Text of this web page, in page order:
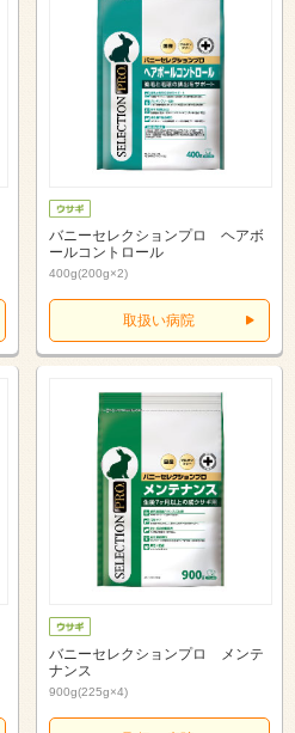
バニーセレクションプロ ヘアボ
ールコントロール
400g(200g×2)
取扱い病院
バニーセレクションプロ メンテ
ナンス
900g(225g×4)